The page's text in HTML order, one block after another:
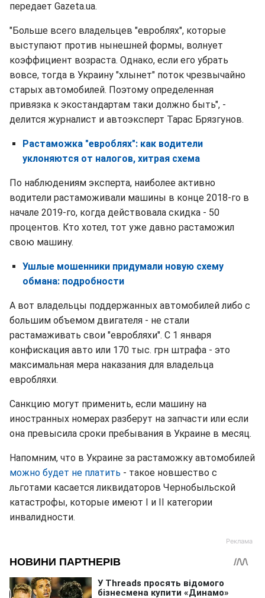
передает Gazeta.ua.
"Больше всего владельцев "евроблях", которые
выступают против нынешней формы, волнует
коэффициент возраста. Однако, если его убрать
вовсе, тогда в Украину "хлынет" поток чрезвычайно
старых автомобилей. Поэтому определенная
привязка к экостандартам таки должно быть", -
делится журналист и автоэксперт Тарас Брязгунов.
Растаможка "евроблях": как водители
уклоняются от налогов, хитрая схема
По наблюдениям эксперта, наиболее активно
водители растаможивали машины в конце 2018-го в
начале 2019-го, когда действовала скидка - 50
процентов. Кто хотел, тот уже давно растаможил
свою машину.
Ушлые мошенники придумали новую схему
обмана: подробности
А вот владельцы поддержанных автомобилей либо с
большим объемом двигателя - не стали
растамаживать свои "евробляхи". С 1 января
конфискация авто или 170 тыс. грн штрафа - это
максимальная мера наказания для владельца
евробляхи.
Санкцию могут применить, если машину на
иностранных номерах разберут на запчасти или если
она превысила сроки пребывания в Украине в месяц.
Напомним, что в Украине за растаможку автомобилей
можно будет не платить - такое новшество с
льготами касается ликвидаторов Чернобыльской
катастрофы, которые имеют I и II категории
инвалидности.